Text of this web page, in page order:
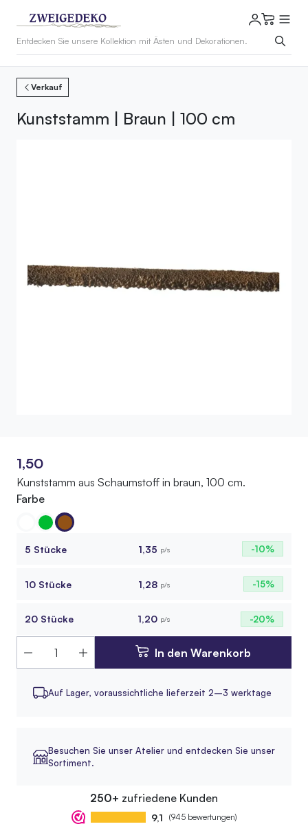
Verkauf
Kunststamm | Braun | 100 cm
1,50
Kunststamm aus Schaumstoff in braun, 100 cm.
Farbe
5 Stücke 1,35 p/s -10%
10 Stücke 1,28 p/s -15%
20 Stücke 1,20 p/s -20%
In den Warenkorb
Auf Lager, voraussichtliche lieferzeit 2–3 werktage
Besuchen Sie unser Atelier und entdecken Sie unser
Sortiment.
250+ zufriedene Kunden
9,1 (945 bewertungen)